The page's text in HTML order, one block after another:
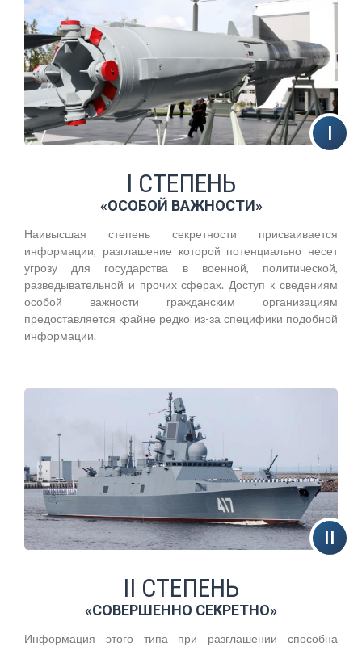
I СТЕПЕНЬ
«ОСОБОЙ ВАЖНОСТИ»
Наивысшая степень секретности присваивается
информации, разглашение которой потенциально несет
угрозу для государства в военной, политической,
разведывательной и прочих сферах. Доступ к сведениям
особой важности гражданским организациям
предоставляется крайне редко из-за специфики подобной
информации.
II СТЕПЕНЬ
«СОВЕРШЕННО СЕКРЕТНО»
Информация этого типа при разглашении способна